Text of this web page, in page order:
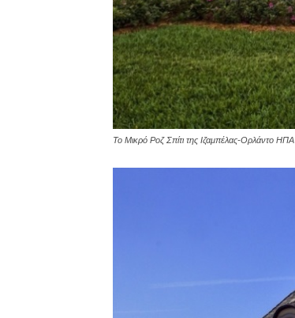
Το Μικρό Ροζ Σπίτι της Ιζαμπέλας-Ορλάντο ΗΠΑ